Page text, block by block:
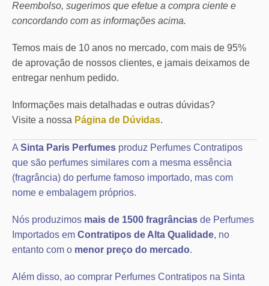
Reembolso, sugerimos que efetue a compra ciente e
concordando com as informações acima.
Temos mais de 10 anos no mercado, com mais de 95%
de aprovação de nossos clientes, e jamais deixamos de
entregar nenhum pedido.
Informações mais detalhadas e outras dúvidas?
Visite a nossa Página de Dúvidas.
A Sinta Paris Perfumes produz Perfumes Contratipos
que são perfumes similares com a mesma essência
(fragrância) do perfume famoso importado, mas com
nome e embalagem próprios.
Nós produzimos mais de 1500 fragrâncias de Perfumes
Importados em Contratipos de Alta Qualidade, no
entanto com o menor preço do mercado.
Além disso, ao comprar Perfumes Contratipos na Sinta